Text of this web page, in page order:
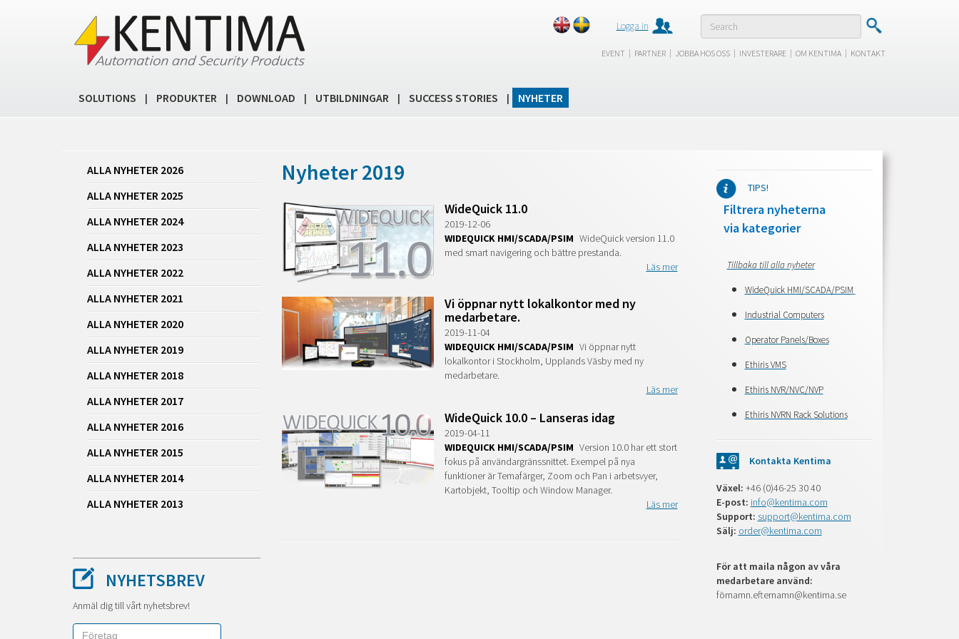
Logga in
EVENT | PARTNER | JOBBA HOS OSS | INVESTERARE | OM KENTIMA | KONTAKT
SOLUTIONS | PRODUKTER | DOWNLOAD | UTBILDNINGAR | SUCCESS STORIES | NYHETER
ALLA NYHETER 2026
ALLA NYHETER 2025
ALLA NYHETER 2024
ALLA NYHETER 2023
ALLA NYHETER 2022
ALLA NYHETER 2021
ALLA NYHETER 2020
ALLA NYHETER 2019
ALLA NYHETER 2018
ALLA NYHETER 2017
ALLA NYHETER 2016
ALLA NYHETER 2015
ALLA NYHETER 2014
ALLA NYHETER 2013
NYHETSBREV
Anmäl dig till vårt nyhetsbrev!
Nyheter 2019
WideQuick 11.0
2019-12-06
WIDEQUICK HMI/SCADA/PSIM WideQuick version 11.0
med smart navigering och bättre prestanda.
Läs mer
Vi öppnar nytt lokalkontor med ny
medarbetare.
2019-11-04
WIDEQUICK HMI/SCADA/PSIM Vi öppnar nytt
lokalkontor i Stockholm, Upplands Väsby med ny
medarbetare.
Läs mer
WideQuick 10.0 – Lanseras idag
2019-04-11
WIDEQUICK HMI/SCADA/PSIM Version 10.0 har ett stort
fokus på användargränssnittet. Exempel på nya
funktioner är Temafärger, Zoom och Pan i arbetsvyer,
Kartobjekt, Tooltip och Window Manager.
Läs mer
TIPS!
Filtrera nyheterna
via kategorier
Tillbaka till alla nyheter
WideQuick HMI/SCADA/PSIM
Industrial Computers
Operator Panels/Boxes
Ethiris VMS
Ethiris NVR/NVC/NVP
Ethiris NVRN Rack Solutions
Kontakta Kentima
Växel: +46 (0)46-25 30 40
E-post: info@kentima.com
Support: support@kentima.com
Sälj: order@kentima.com
För att maila någon av våra
medarbetare använd:
förnamn.efternamn@kentima.se